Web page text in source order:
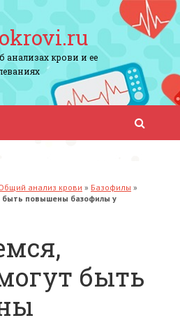
анализах крови и ее
анализ крови » Базофилы »
быть повышены базофилы у
быть